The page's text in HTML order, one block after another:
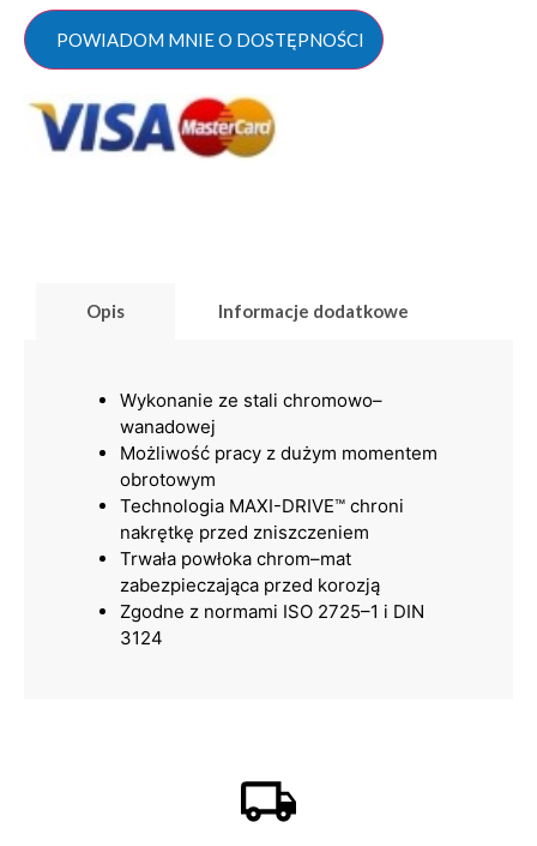
POWIADOM MNIE O DOSTĘPNOŚCI
Opis Informacje dodatkowe
Wykonanie ze stali chromowo–
wanadowej
Możliwość pracy z dużym momentem
obrotowym
Technologia MAXI-DRIVE™ chroni
nakrętkę przed zniszczeniem
Trwała powłoka chrom–mat
zabezpieczająca przed korozją
Zgodne z normami ISO 2725–1 i DIN
3124